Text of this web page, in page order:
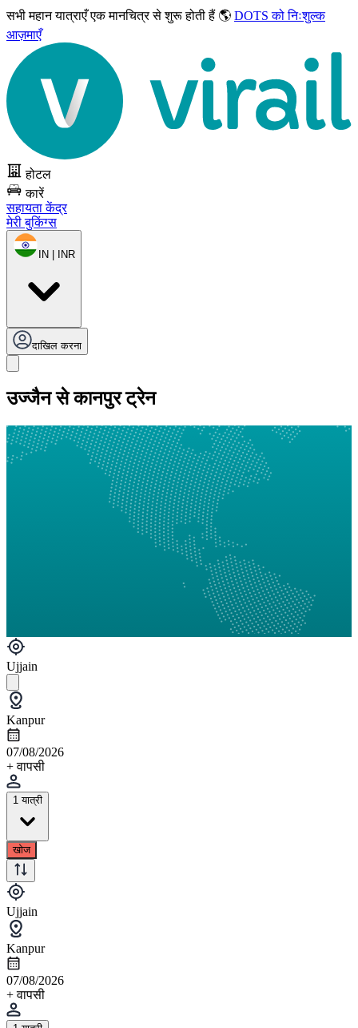
सभी महान यात्राएँएक मानचित्र से शुरू होती हैं 🌎 DOTS को निःशुल्क
आज़माएँ
होटल
कारें
सहायता केंद्र
मेरी बुकिंग्स
IN | INR
दाखिल करना
उज्जैन से कानपुर ट्रेन
Ujjain
Kanpur
07/08/2026
+ वापसी
1 यात्री
खोज
Ujjain
Kanpur
07/08/2026
+ वापसी